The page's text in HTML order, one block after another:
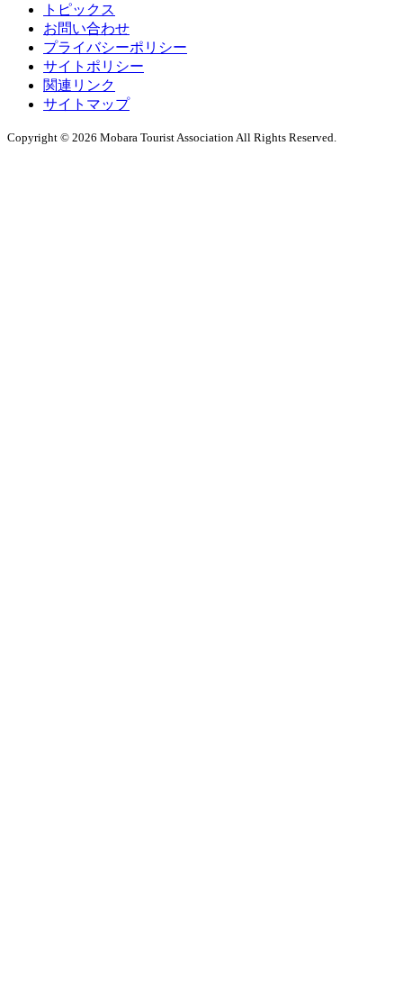
トピックス
お問い合わせ
プライバシーポリシー
サイトポリシー
関連リンク
サイトマップ
Copyright © 2026 Mobara Tourist Association All Rights Reserved.